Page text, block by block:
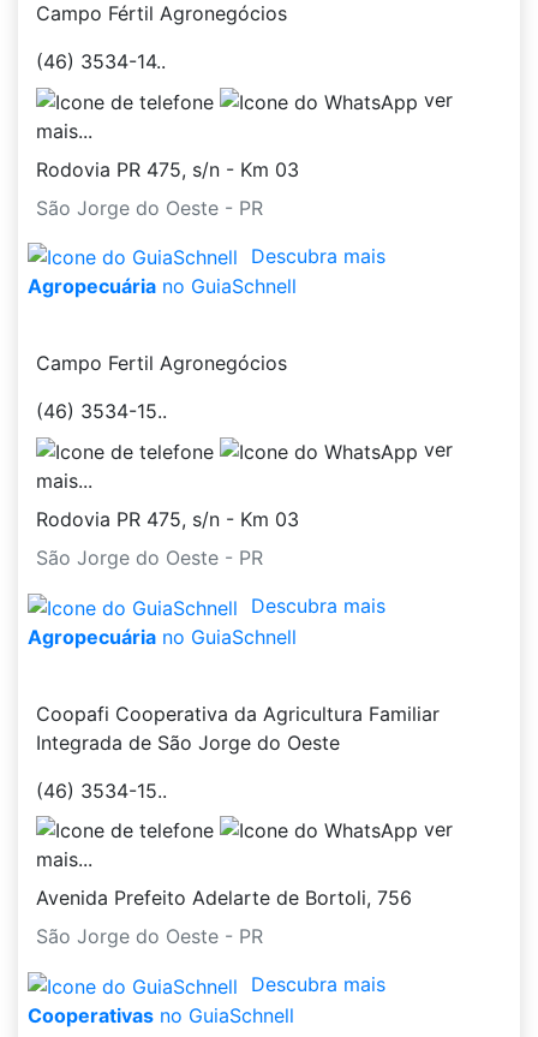
Campo Fértil Agronegócios
(46) 3534-14..
ver
mais...
Rodovia PR 475, s/n - Km 03
São Jorge do Oeste - PR
Descubra mais
Agropecuária no GuiaSchnell
Campo Fertil Agronegócios
(46) 3534-15..
ver
mais...
Rodovia PR 475, s/n - Km 03
São Jorge do Oeste - PR
Descubra mais
Agropecuária no GuiaSchnell
Coopafi Cooperativa da Agricultura Familiar
Integrada de São Jorge do Oeste
(46) 3534-15..
ver
mais...
Avenida Prefeito Adelarte de Bortoli, 756
São Jorge do Oeste - PR
Descubra mais
Cooperativas no GuiaSchnell